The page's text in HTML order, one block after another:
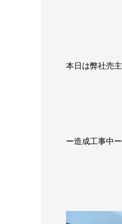
本日は弊社売
ー造成工事中ー